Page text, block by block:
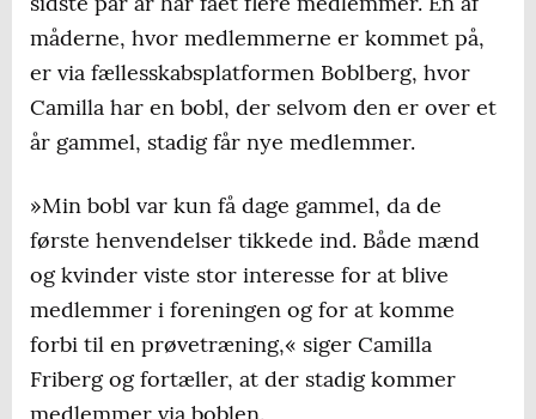
måderne, hvor medlemmerne er kommet på,
er via fællesskabsplatformen Boblberg, hvor
Camilla har en bobl, der selvom den er over et
år gammel, stadig får nye medlemmer.
»Min bobl var kun få dage gammel, da de
første henvendelser tikkede ind. Både mænd
og kvinder viste stor interesse for at blive
medlemmer i foreningen og for at komme
forbi til en prøvetræning,« siger Camilla
Friberg og fortæller, at der stadig kommer